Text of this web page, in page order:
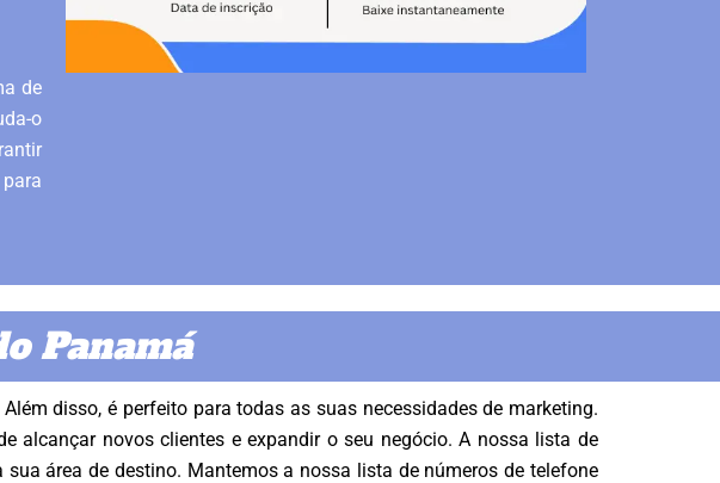
de
o
Panamá
disso, é perfeito para todas as suas necessidades de marketing.
alcançar novos clientes e expandir o seu negócio. A nossa lista de
área de destino. Mantemos a nossa lista de números de telefone